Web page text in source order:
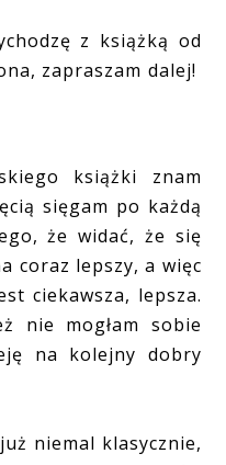
z książką od
zapraszam dalej!
książki znam
sięgam po każdą
że widać, że się
coraz lepszy, a więc
ciekawsza, lepsza.
nie mogłam sobie
na kolejny dobry
niemal klasycznie,